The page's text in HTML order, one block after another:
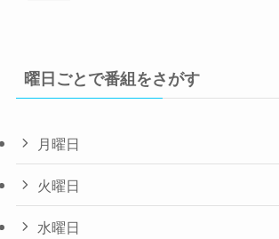
曜日ごとで番組をさがす
月曜日
火曜日
水曜日